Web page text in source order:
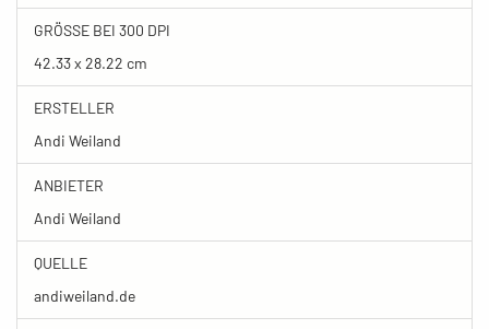
GRÖSSE BEI 300 DPI
42.33 x 28.22 cm
ERSTELLER
Andi Weiland
ANBIETER
Andi Weiland
QUELLE
andiweiland.de